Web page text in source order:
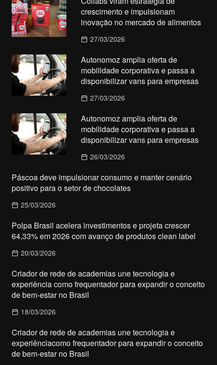
crescimento e impulsionam
inovação no mercado de alimentos
27/03/2026
Autonomoz amplia oferta de
mobilidade corporativa e passa a
disponibilizar vans para empresas
27/03/2026
Autonomoz amplia oferta de
mobilidade corporativa e passa a
disponibilizar vans para empresas
26/03/2026
Páscoa deve impulsionar consumo e manter cenário
positivo para o setor de chocolates
25/03/2026
Polpa Brasil acelera investimentos e projeta crescer
64,33% em 2026 com avanço de produtos clean label
20/03/2026
Criador de rede de academias une tecnologia e
experiência como frequentador para expandir o conceito
de bem-estar no Brasil
18/03/2026
Criador de rede de academias une tecnologia e
experiênciacomo frequentador para expandir o conceito
de bem-estar no Brasil